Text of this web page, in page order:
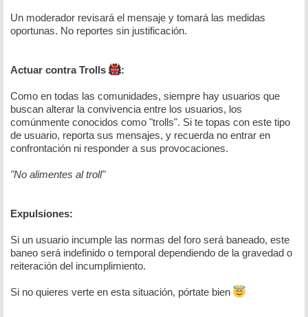
Un moderador revisará el mensaje y tomará las medidas
oportunas. No reportes sin justificación.
Actuar contra Trolls :
Como en todas las comunidades, siempre hay usuarios que
buscan alterar la convivencia entre los usuarios, los
comúnmente conocidos como "trolls". Si te topas con este tipo
de usuario, reporta sus mensajes, y recuerda no entrar en
confrontación ni responder a sus provocaciones.
"No alimentes al troll"
Expulsiones:
Si un usuario incumple las normas del foro será baneado, este
baneo será indefinido o temporal dependiendo de la gravedad o
reiteración del incumplimiento.
Si no quieres verte en esta situación, pórtate bien